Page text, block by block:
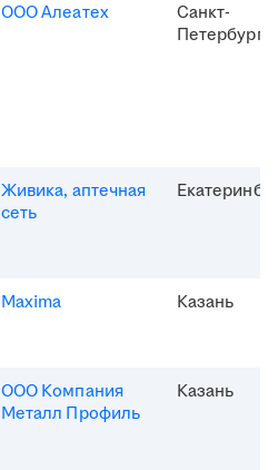
ООО Алеатех
Санкт-
Петербург
Живика, аптечная
сеть
Maxima Казань
ООО Компания
Металл Профиль
Казань